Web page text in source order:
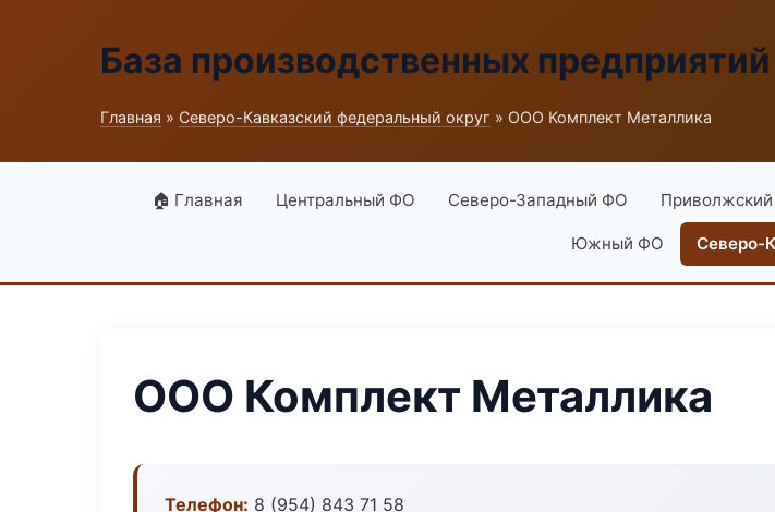
База производственных предприятий
Главная » Северо-Кавказский федеральный округ » ООО Комплект Металлика
🏠 Главная Центральный ФО Северо-Западный ФО
Южный ФО Северо-
ООО Комплект Металлика
Телефон: 8 (954) 843 71 58